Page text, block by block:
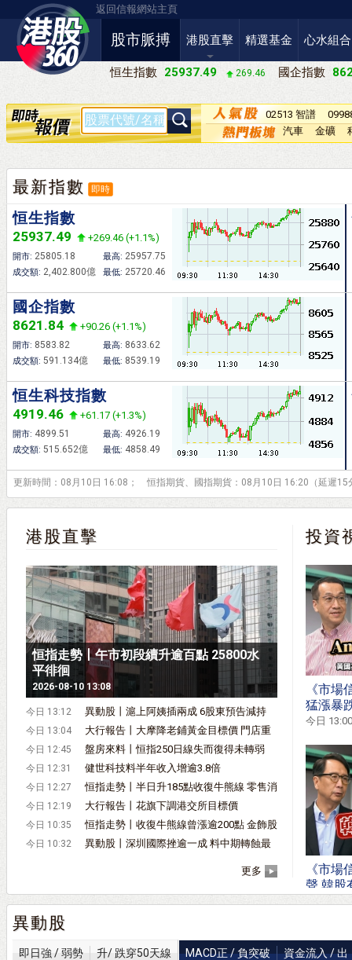
返回信報網站主頁
股市脈搏 港股直擊 精選基金 心水組合
恒生指數 25937.49 269.46 國企指數
02513 智譜
－Ｗ
汽車 金礦
最新指數 即時
恒生指數
25937.49 +269.46 (+1.1%)
開市: 25805.18 最高: 25957.75
成交額: 2,402.800億 最低: 25720.46
國企指數
8621.84 +90.26 (+1.1%)
開市: 8583.82 最高: 8633.62
成交額: 591.134億 最低: 8539.19
恒生科技指數
4919.46 +61.17 (+1.3%)
開市: 4899.51 最高: 4926.19
成交額: 515.652億 最低: 4858.49
更新時間：08月10日 16:08； 恒指期貨、國指期貨：08月10日 16:20（延遲15
港股直擊
恒指走勢丨午市初段續升逾百點 25800水
平徘徊
2026-08-10 13:08
今日 13:12
異動股丨滬上阿姨插兩成 6股東預告減持
3.5%股權
今日 13:04
大行報告丨大摩降老鋪黃金目標價 門店重
現排隊人潮
今日 12:45 盤房來料丨恒指250日線失而復得未轉弱
今日 12:31 健世科技料半年收入增逾3.8倍
今日 12:27
恒指走勢丨半日升185點收復牛熊線 零售消
費股落鑊
今日 12:19 大行報告丨花旗下調港交所目標價
今日 10:35
恒指走勢丨收復牛熊線曾漲逾200點 金飾股
藥股省鏡
今日 10:32
異動股丨深圳國際挫逾一成 料中期轉蝕最
更多
投資
《市場
猛漲暴
今日 13:00
《市場
聲 韓股
異動股
即日強 / 弱勢 升/ 跌穿50天線 MACD正 / 負突破 資金流入 / 出